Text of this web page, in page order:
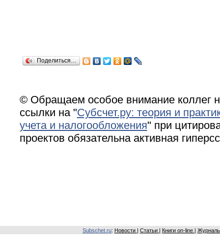
Поделиться…
© Обращаем особое внимание коллег
ссылки на "Субсчет.ру: теория и
учета и налогообложения" при
проектов обязательна активная
Subschet.ru: Новости Статьи Книги on-line